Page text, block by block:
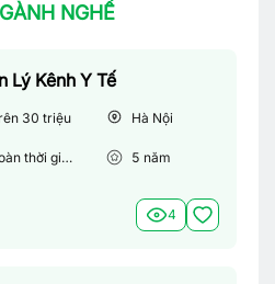
NGHỀ
Lý Kênh Y Tế
30 triệu Hà Nội
thời gian 5 năm
4